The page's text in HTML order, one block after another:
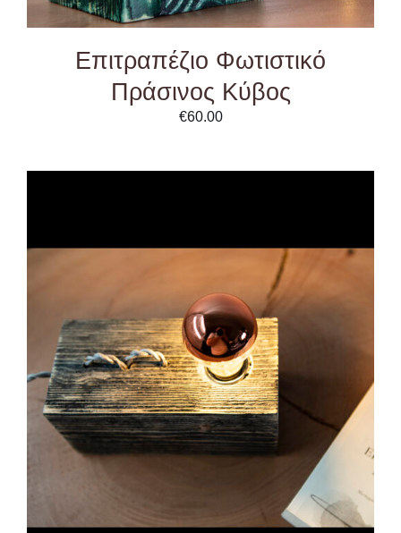
Επιτραπέζιο Φωτιστικό
Πράσινος Κύβος
€60.00
DETAILS